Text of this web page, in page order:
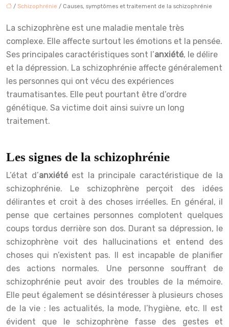
/ Schizophrénie / Causes, symptômes et traitement de la schizophrénie
La schizophrène est une maladie mentale très
complexe. Elle affecte surtout les émotions et la pensée.
Ses principales caractéristiques sont l’anxiété, le délire
et la dépression. La schizophrénie affecte généralement
les personnes qui ont vécu des expériences
traumatisantes. Elle peut pourtant être d’ordre
génétique. Sa victime doit ainsi suivre un long
traitement.
Les signes de la schizophrénie
L’état d’anxiétéest la principale caractéristique de la
schizophrénie. Le schizophrène perçoit des idées
délirantes et croit à des choses irréelles. En général, il
pense que certaines personnes complotent quelques
coups tordus derrière son dos. Durant sa dépression, le
schizophrène voit des hallucinations et entend des
choses qui n’existent pas. Il est incapable de planifier
des actions normales. Une personne souffrant de
schizophrénie peut avoir des troubles de la mémoire.
Elle peut également se désintéresser à plusieurs choses
de la vie : les actualités, la mode, l’hygiène, etc. Il est
évident que le schizophrène fasse des gestes et